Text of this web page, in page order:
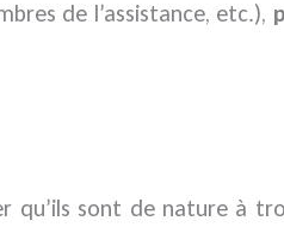
de l’assistance, etc.),
qu’ils sont de nature à